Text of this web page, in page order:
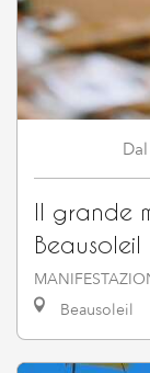
Dal
Il grande
Beausoleil
Beausoleil